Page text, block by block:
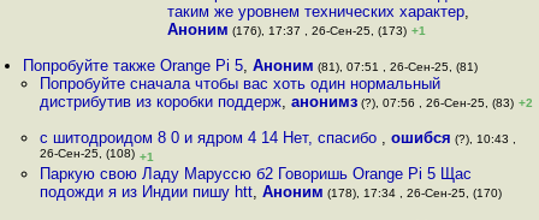
таким же уровнем технических характер,
Аноним (176), 17:37 , 26-Сен-25, (173) +1
Попробуйте также Orange Pi 5,Аноним (81), 07:51 , 26-Сен-25, (81)
Попробуйте сначала чтобы вас хоть один нормальный
дистрибутив из коробки поддерж, анонимз(?), 07:56 , 26-Сен-25, (83) +2
с шитoдроидом 8 0 и ядром 4 14 Нет, спасибо , ошибся (?), 10:43 ,
26-Сен-25, (108) +1
Паркую свою Ладу Маруссю б2 Говоришь Orange Pi 5 Щас
подожди я из Индии пишу htt, Аноним (178), 17:34 , 26-Сен-25, (170)